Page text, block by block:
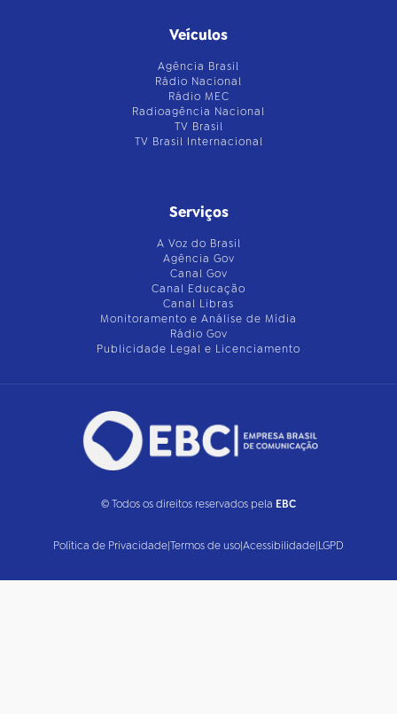
Veículos
Agência Brasil
Rádio Nacional
Rádio MEC
Radioagência Nacional
TV Brasil
TV Brasil Internacional
Serviços
A Voz do Brasil
Agência Gov
Canal Gov
Canal Educação
Canal Libras
Monitoramento e Análise de Mídia
Rádio Gov
Publicidade Legal e Licenciamento
© Todos os direitos reservados pela EBC
Política de Privacidade|Termos de uso|Acessibilidade|LGPD